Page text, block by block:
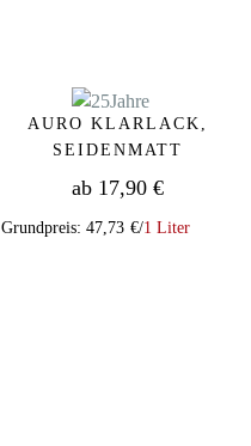
AURO KLARLACK,
SEIDENMATT
ab 17,90 €
Grundpreis: 47,73 €/1 Liter